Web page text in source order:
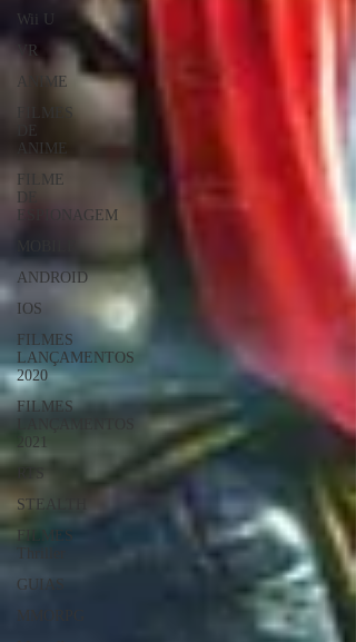
Wii U
VR
ANIME
FILMES
ANIME
FILME
ESPIONAGEM
ANDROID
IOS
FILMES
LANÇAMENTOS
2020
FILMES
2021
STEALTH
FILMES
GUIAS
MMORPG